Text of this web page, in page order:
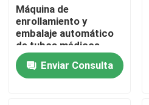
Sobre nosotros
Recorrido por la fábrica
Control de calidad
Máquina de
enrollamiento y
embalaje automático
de tubos médicos,
equipo de
enrollamiento y
embalaje de tubos de
Enviar Consulta